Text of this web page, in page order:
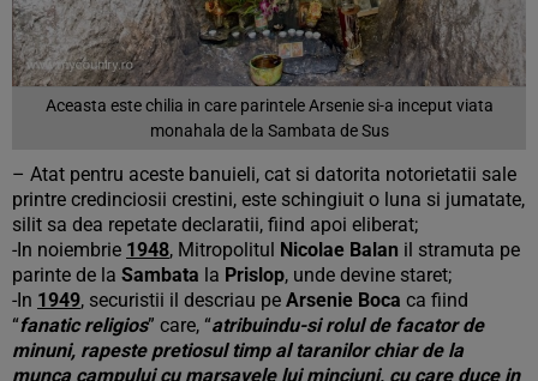
Aceasta este chilia in care parintele Arsenie si-a inceput viata
monahala de la Sambata de Sus
– Atat pentru aceste banuieli, cat si datorita notorietatii sale
printre credinciosii crestini, este schingiuit o luna si jumatate,
silit sa dea repetate declaratii, fiind apoi eliberat;
-In noiembrie 1948, Mitropolitul Nicolae Balan il stramuta pe
parinte de la Sambata la Prislop, unde devine staret;
-In 1949, securistii il descriau pe Arsenie Boca ca fiind
“fanatic religios” care, “atribuindu-si rolul de facator de
minuni, rapeste pretiosul timp al taranilor chiar de la
munca campului cu marsavele lui minciuni, cu care duce in